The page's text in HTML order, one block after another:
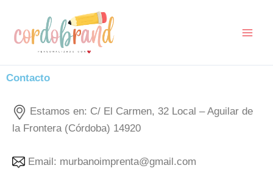
contenido
Contacto
Estamos en: C/ El Carmen, 32 Local – Aguilar de
la Frontera (Córdoba) 14920
Email: murbanoimprenta@gmail.com